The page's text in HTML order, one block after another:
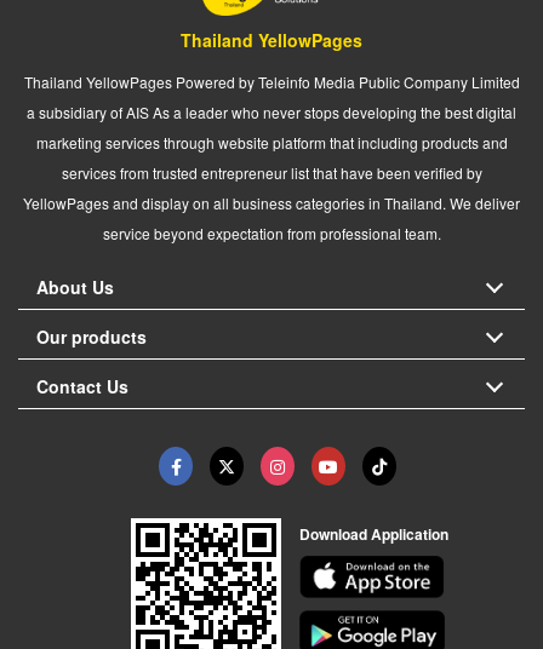
Thailand YellowPages
Thailand YellowPages Powered by Teleinfo Media Public Company Limited
a subsidiary of AIS As a leader who never stops developing the best digital
marketing services through website platform that including products and
services from trusted entrepreneur list that have been verified by
YellowPages and display on all business categories in Thailand. We deliver
service beyond expectation from professional team.
About Us
Our products
Contact Us
Download Application